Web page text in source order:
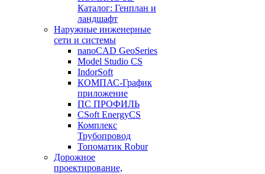
Каталог: Генплан и
ландшафт
Наружные инженерные
сети и системы
nanoCAD GeoSeries
Model Studio CS
IndorSoft
КОМПАС-График
приложение
ПС ПРОФИЛЬ
CSoft EnergyCS
Комплекс
Трубопровод
Топоматик Robur
Дорожное
проектирование,